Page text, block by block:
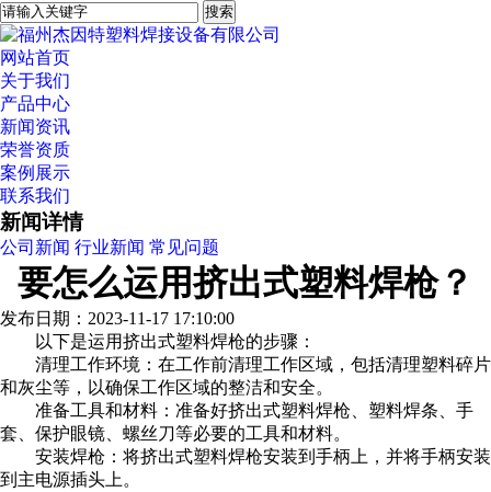
网站首页
关于我们
产品中心
新闻资讯
荣誉资质
案例展示
联系我们
新闻详情
公司新闻 行业新闻 常见问题
要怎么运用挤出式塑料焊枪？
发布日期：2023-11-17 17:10:00
以下是运用挤出式塑料焊枪的步骤：
清理工作环境：在工作前清理工作区域，包括清理塑料碎片
和灰尘等，以确保工作区域的整洁和安全。
准备工具和材料：准备好挤出式塑料焊枪、塑料焊条、手
套、保护眼镜、螺丝刀等必要的工具和材料。
安装焊枪：将挤出式塑料焊枪安装到手柄上，并将手柄安装
到主电源插头上。